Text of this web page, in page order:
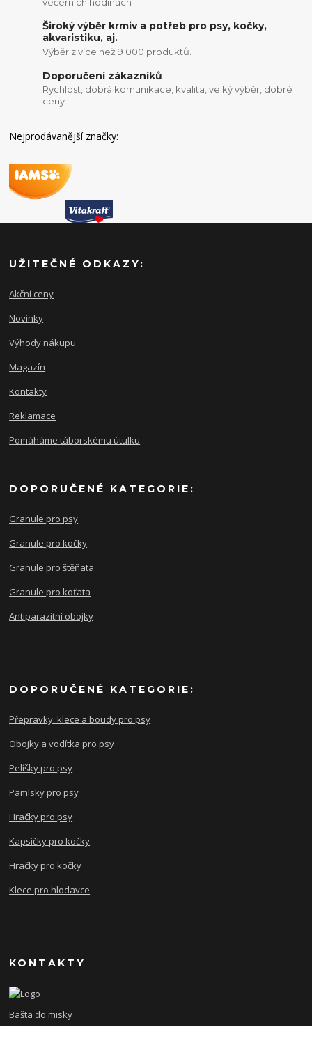
Široký výběr krmiv a potřeb pro psy, kočky,
akvaristiku, aj.
Výběr z vice než 9 000 produktů.
Doporučení zákazníků
Rychlost, dobrá komunikace, kvalita, velký výběr, dobré
ceny
Nejprodávanější značky:
UŽITEČNÉ ODKAZY:
Akční ceny
Novinky
Výhody nákupu
Magazín
Kontakty
Reklamace
Pomáháme táborskému útulku
DOPORUČENÉ KATEGORIE:
Granule pro psy
Granule pro kočky
Granule pro štěňata
Granule pro koťata
Antiparazitní obojky
DOPORUČENÉ KATEGORIE:
Přepravky. klece a boudy pro psy
Obojky a vodítka pro psy
Pelíšky pro psy
Pamlsky pro psy
Hračky pro psy
Kapsičky pro kočky
Hračky pro kočky
Klece pro hlodavce
KONTAKTY
Bašta do misky